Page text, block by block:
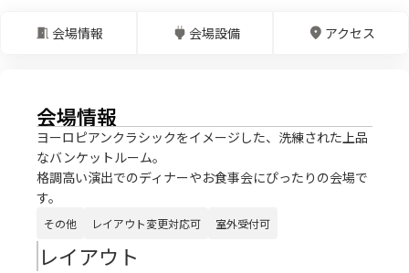
会場情報 会場設備 アクセス
会場情報
ヨーロピアンクラシックをイメージした、洗練された上品
なバンケットルーム。
格調高い演出でのディナーやお食事会にぴったりの会場で
す。
その他 レイアウト変更対応可 室外受付可
レイアウト